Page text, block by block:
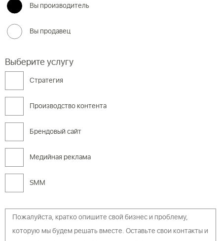
Вы производитель
Вы продавец
Выберите услугу
Cтратегия
Производство контента
Брендовый сайт
Медийная реклама
SMM